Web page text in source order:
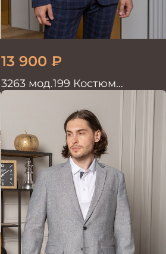
13 900 ₽
3263 мод.199 Костюм
мужской трикотажный т.син